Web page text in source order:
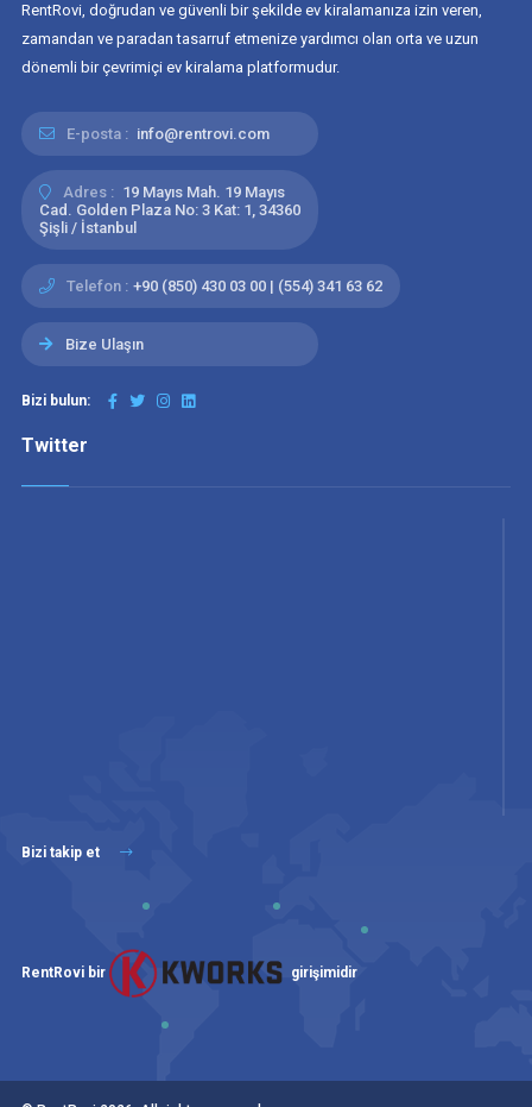
RentRovi, doğrudan ve güvenli bir şekilde ev kiralamanıza izin veren,
zamandan ve paradan tasarruf etmenize yardımcı olan orta ve uzun
dönemli bir çevrimiçi ev kiralama platformudur.
E-posta : info@rentrovi.com
Adres : 19 Mayıs Mah. 19 Mayıs
Cad. Golden Plaza No: 3 Kat: 1, 34360
Şişli / İstanbul
Telefon : +90 (850) 430 03 00 | (554) 341 63 62
Bize Ulaşın
Bizi bulun:
Twitter
Bizi takip et
RentRovi bir girişimidir